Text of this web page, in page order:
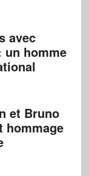
avec
homme
et Bruno
hommage